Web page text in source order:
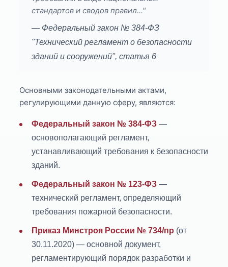
стандартов и сводов правил..."
— Федеральный закон № 384-ФЗ
"Технический регламент о безопасности
зданий и сооружений", статья 6
Основными законодательными актами,
регулирующими данную сферу, являются:
Федеральный закон № 384-ФЗ —
основополагающий регламент,
устанавливающий требования к безопасности
зданий.
Федеральный закон № 123-ФЗ —
технический регламент, определяющий
требования пожарной безопасности.
Приказ Минстроя России № 734/пр (от
30.11.2020) — основной документ,
регламентирующий порядок разработки и